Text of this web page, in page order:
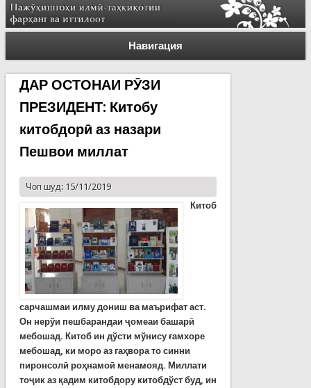
Навигация
ДАР ОСТОНАИ РӮЗИ
ПРЕЗИДЕНТ: Китобу
китобдорӣ аз назари
Пешвои миллат
Чоп шуд: 15/11/2019
Китоб
сарчашмаи илму дониш ва маърифат аст.
Он нерўи пешбарандаи ҷомеаи башарӣ
мебошад. Китоб ин дўсти мўнису ғамхоре
мебошад, ки моро аз гаҳвора то синни
пиронсолӣ роҳнамоӣ менамояд. Миллати
тоҷик аз қадим китобдору китобдўст буд, ин